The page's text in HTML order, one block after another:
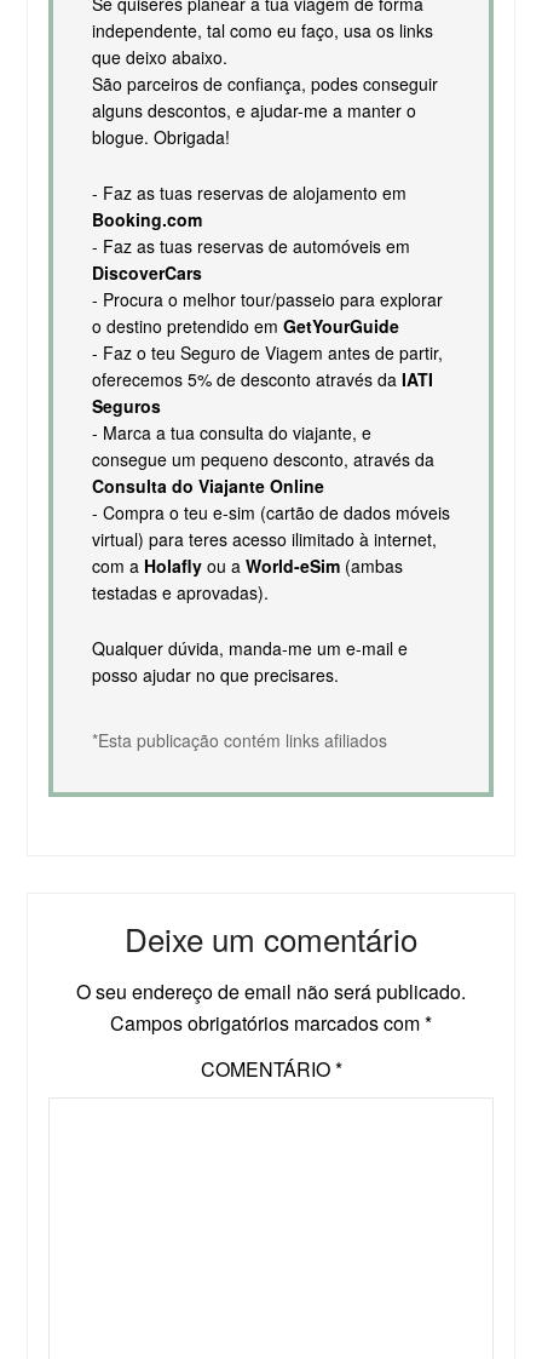
independente, tal como eu faço, usa os links
que deixo abaixo.
São parceiros de confiança, podes conseguir
alguns descontos, e ajudar-me a manter o
blogue. Obrigada!
- Faz as tuas reservas de alojamento em
Booking.com
- Faz as tuas reservas de automóveis em
DiscoverCars
- Procura o melhor tour/passeio para explorar
o destino pretendido em GetYourGuide
- Faz o teu Seguro de Viagem antes de partir,
oferecemos 5% de desconto através da IATI
Seguros
- Marca a tua consulta do viajante, e
consegue um pequeno desconto, através da
Consulta do Viajante Online
- Compra o teu e-sim (cartão de dados móveis
virtual) para teres acesso ilimitado à internet,
com a Holaflyou a World-eSim(ambas
testadas e aprovadas).
Qualquer dúvida, manda-me um e-mail e
posso ajudar no que precisares.
*Esta publicação contém links afiliados
Deixe um comentário
O seu endereço de email não será publicado.
Campos obrigatórios marcados com*
COMENTÁRIO*